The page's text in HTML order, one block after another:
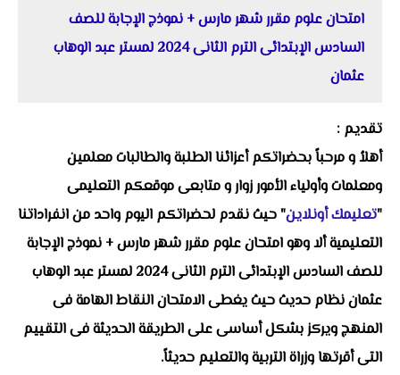
امتحان علوم مقرر شهر مارس + نموذج الإجابة للصف
السادس الإبتدائى الترم الثانى 2024 لمستر عبد الوهاب
عثمان
تقديم :
أهلاُ و مرحباً بحضراتكم أعزائنا الطلبة والطالبات معلمين
ومعلمات وأولياء الأمور زوار و متابعى موقعكم التعليمى
"تعليمك أونلاين" حيث نقدم لحضراتكم اليوم واحد من انفراداتنا
التعليمية ألا وهو امتحان علوم مقرر شهر مارس + نموذج الإجابة
للصف السادس الإبتدائى الترم الثانى 2024 لمستر عبد الوهاب
عثمان نظام حديث حيث يغطى الامتحان النقاط الهامة فى
المنهج ويركز بشكل أساسى على الطريقة الحديثة فى التقييم
التى أقرتها وزراة التربية والتعليم حديثاً.